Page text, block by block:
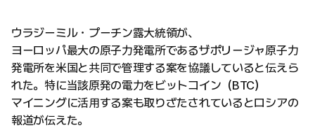
ウラジーミル・プーチン露大統領が、
ヨーロッパ最大の原子力発電所であるザポリージャ原子力
発電所を米国と共同で管理する案を協議していると伝えら
れた。特に当該原発の電力をビットコイン（BTC）
マイニングに活用する案も取りざたされているとロシアの
報道が伝えた。